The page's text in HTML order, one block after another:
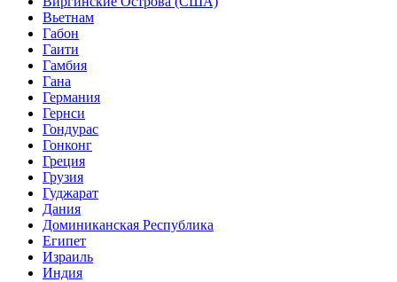
Вьетнам
Габон
Гаити
Гамбия
Гана
Германия
Гернси
Гондурас
Гонконг
Греция
Грузия
Гуджарат
Дания
Доминиканская Республика
Египет
Израиль
Индия